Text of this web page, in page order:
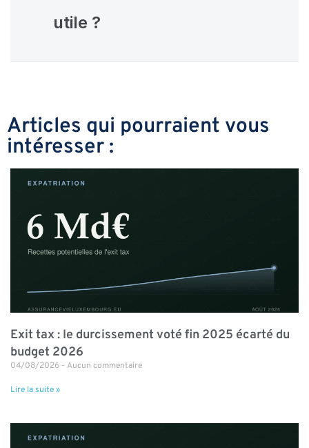
utile ?
Articles qui pourraient vous
intéresser :
Exit tax : le durcissement voté fin 2025 écarté du
budget 2026
04/08/2026 Aucun commentaire
Lire la suite »